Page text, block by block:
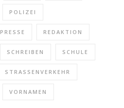
POLIZEI
PRESSE REDAKTION
SCHREIBEN SCHULE
STRASSENVERKEHR
VORNAMEN